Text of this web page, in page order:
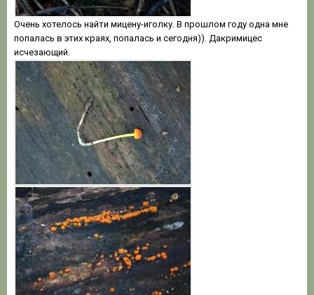
Очень хотелось найти мицену-иголку. В прошлом году одна мне
попалась в этих краях, попалась и сегодня)). Дакримицес
исчезающий.